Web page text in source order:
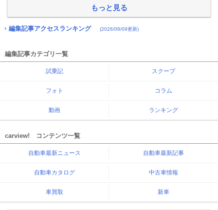
もっと見る
編集記事アクセスランキング (2026/08/09更新)
編集記事カテゴリ一覧
試乗記 スクープ
フォト コラム
動画 ランキング
carview! コンテンツ一覧
自動車最新ニュース 自動車最新記事
自動車カタログ 中古車情報
車買取 新車